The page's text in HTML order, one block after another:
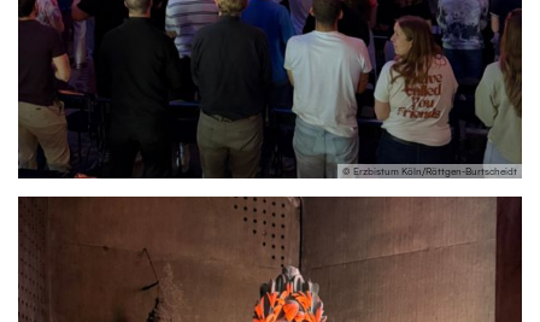
© Erzbistum Köln/Röttgen-Burtscheidt